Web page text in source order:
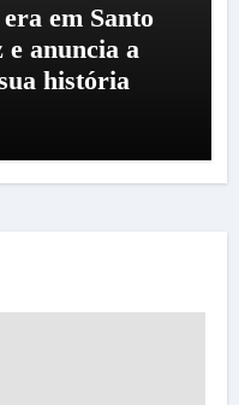
em Santo
anuncia a
história